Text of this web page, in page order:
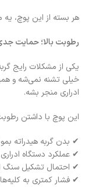
هر بسته از این پوچ،
رطوبت بالا؛ حمایت
یکی از مشکلات رایج
خیلی تشنه نمی‌شه و
ادراری منجر بشه.
این پوچ با داشتن
✔ بدن گربه هیدراته
✔ عملکرد دستگاه
✔ احتمال تشکیل سنگ
✔ فشار کمتری به